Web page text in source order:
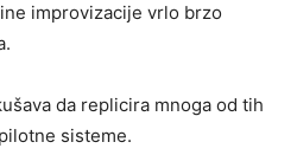
improvizacije vrlo brzo
da replicira mnoga od tih
sisteme.